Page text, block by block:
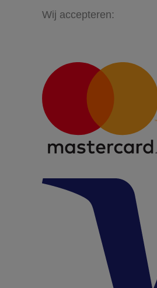
Wij accepteren: